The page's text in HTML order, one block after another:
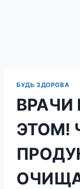
БУДЬ ЗДОРОВА
ВРАЧИ
ЭТОМ!